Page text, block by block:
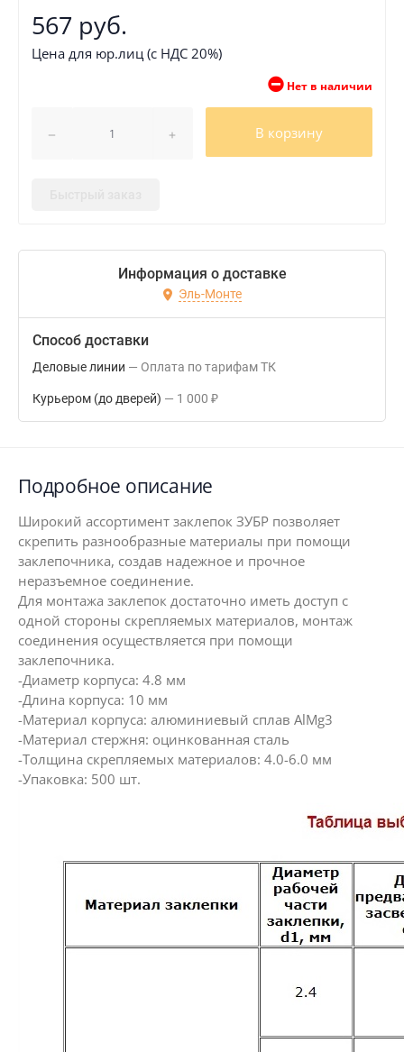
567 руб.
Цена для юр.лиц (с НДС 20%)
Нет в наличии
В корзину
Информация о доставке
Эль-Монте
Способ доставки
Деловые линии Оплата по тарифам ТК
Курьером (до дверей) 1 000 ₽
Подробное описание
Широкий ассортимент заклепок ЗУБР позволяет
скрепить разнообразные материалы при помощи
заклепочника, создав надежное и прочное
неразъемное соединение.
Для монтажа заклепок достаточно иметь доступ с
одной стороны скрепляемых материалов, монтаж
соединения осуществляется при помощи
заклепочника.
-Диаметр корпуса: 4.8 мм
-Длина корпуса: 10 мм
-Материал корпуса: алюминиевый сплав AlMg3
-Материал стержня: оцинкованная сталь
-Толщина скрепляемых материалов: 4.0-6.0 мм
-Упаковка: 500 шт.